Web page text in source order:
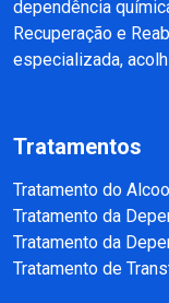
dependência
Recuperação e
especializada,
Tratamentos
Tratamento do
Tratamento da
Tratamento da
Tratamento de